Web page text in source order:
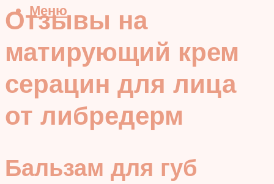
Меню
Отзывы на
матирующий крем
серацин для лица
от либредерм
Бальзам для губ